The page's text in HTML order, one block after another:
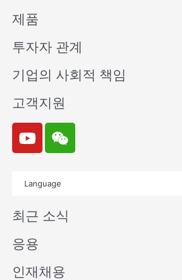
제품
투자자 관계
기업의 사회적 책임
고객지원
Y
o
u
e
W
e
i
n
Language
최근 소식
응용
인재채용